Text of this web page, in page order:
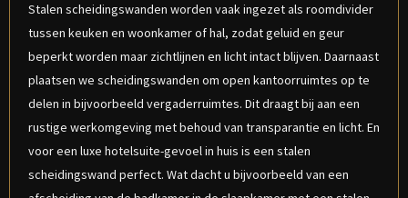
Stalen scheidingswanden worden vaak ingezet als roomdivider
tussen keuken en woonkamer of hal, zodat geluid en geur
beperkt worden maar zichtlijnen en licht intact blijven. Daarnaast
plaatsen we scheidingswanden om open kantoorruimtes op te
delen in bijvoorbeeld vergaderruimtes. Dit draagt bij aan een
rustige werkomgeving met behoud van transparantie en licht. En
voor een luxe hotelsuite-gevoel in huis is een stalen
scheidingswand perfect. Wat dacht u bijvoorbeeld van een